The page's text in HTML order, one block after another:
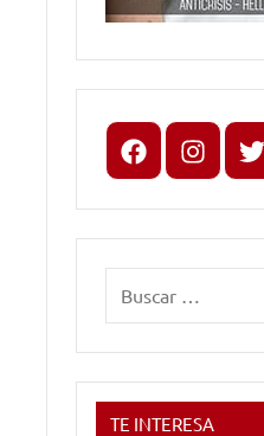
FacebookInstagram
X
TE INTERESA